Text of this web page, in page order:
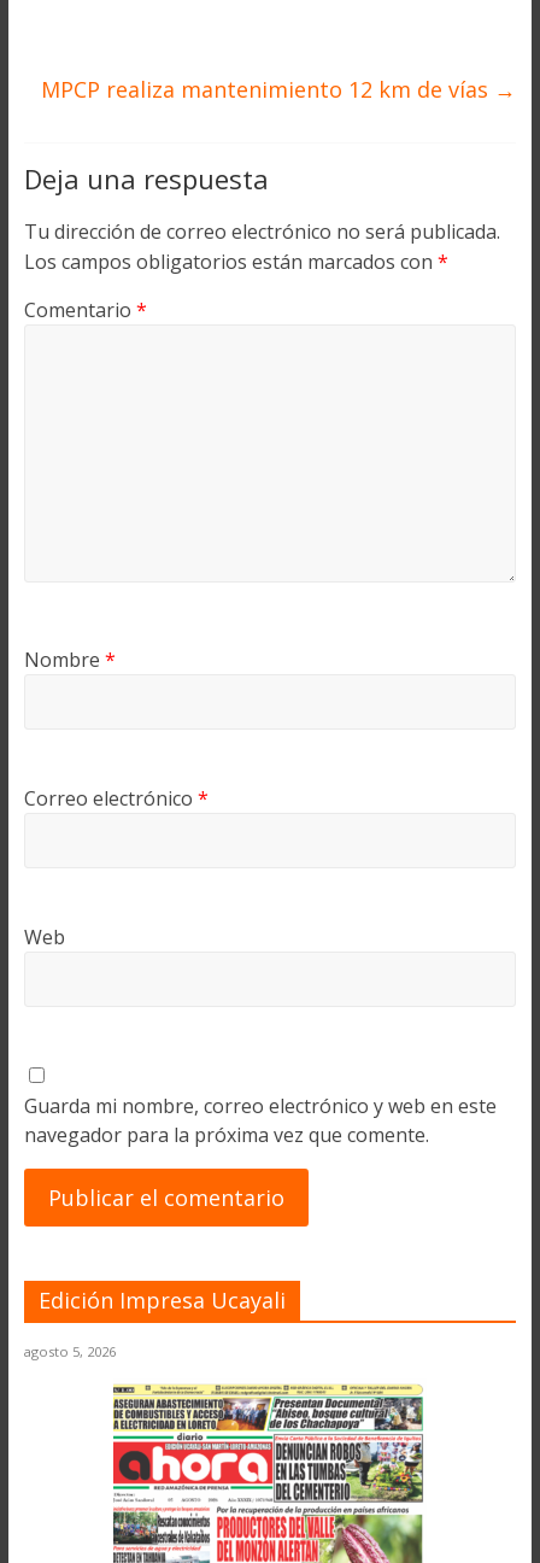
MPCP realiza mantenimiento 12 km de vías →
Deja una respuesta
Tu dirección de correo electrónico no será publicada.
Los campos obligatorios están marcados con *
Comentario *
Nombre *
Correo electrónico *
Web
Guarda mi nombre, correo electrónico y web en este
navegador para la próxima vez que comente.
Edición Impresa Ucayali
agosto 5, 2026